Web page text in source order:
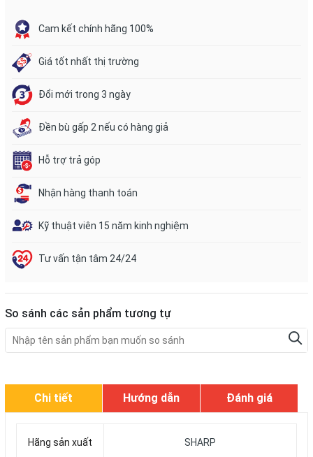
Cam kết chính hãng 100%
Giá tốt nhất thị trường
Đổi mới trong 3 ngày
Đền bù gấp 2 nếu có hàng giả
Hỗ trợ trả góp
Nhận hàng thanh toán
Kỹ thuật viên 15 năm kinh nghiệm
Tư vấn tận tâm 24/24
So sánh các sản phẩm tương tự
Chi tiết Hướng dẫn Đánh giá
Hãng sản xuất SHARP